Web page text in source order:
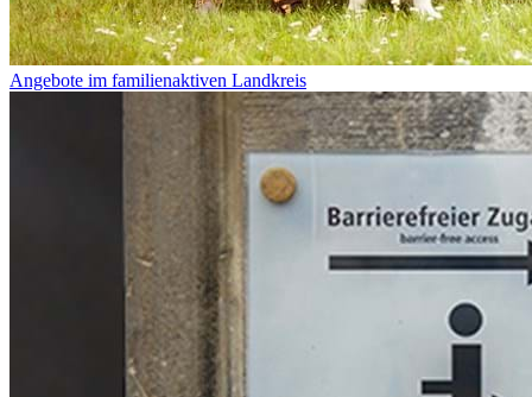
Angebote im familienaktiven Landkreis